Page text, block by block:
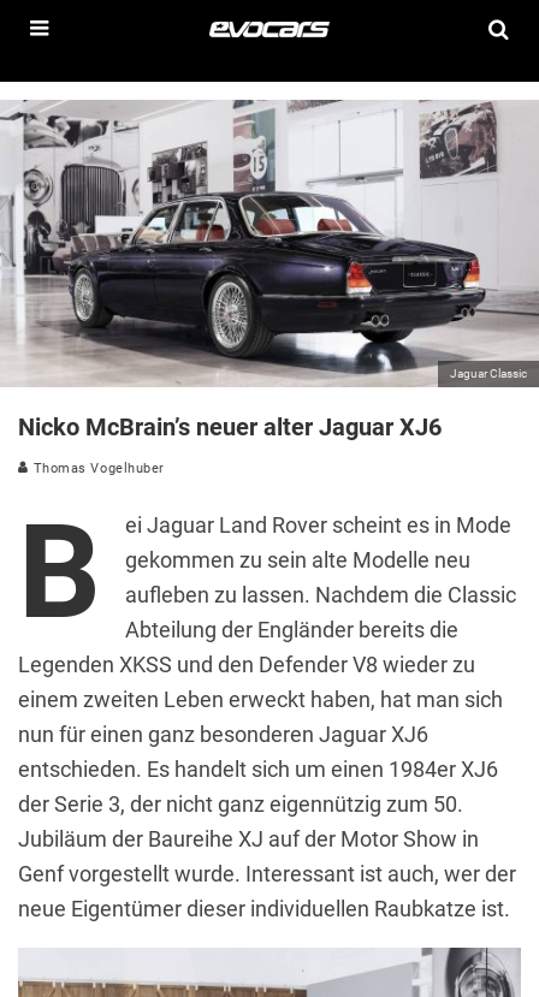
Jaguar Classic
Nicko McBrain’s neuer alter Jaguar XJ6
Thomas Vogelhuber
B
ei Jaguar Land Rover scheint es in Mode
gekommen zu sein alte Modelle neu
aufleben zu lassen. Nachdem die Classic
Abteilung der Engländer bereits die
Legenden XKSS und den Defender V8 wieder zu
einem zweiten Leben erweckt haben, hat man sich
nun für einen ganz besonderen Jaguar XJ6
entschieden. Es handelt sich um einen 1984er XJ6
der Serie 3, der nicht ganz eigennützig zum 50.
Jubiläum der Baureihe XJ auf der Motor Show in
Genf vorgestellt wurde. Interessant ist auch, wer der
neue Eigentümer dieser individuellen Raubkatze ist.